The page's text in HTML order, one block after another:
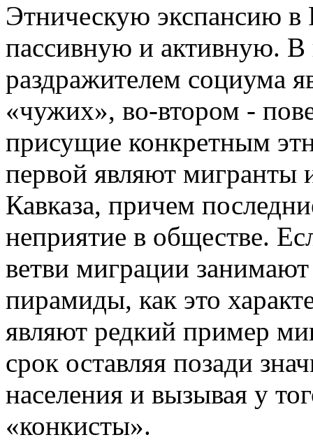
Этническую экспансию в
пассивную и активную. В
раздражителем социума
«чужих», во-втором -
присущие конкретным
первой являют мигранты
Кавказа, причем
неприятие в обществе.
ветви миграции
пирамиды, как это
являют редкий пример
срок оставляя позади
населения и вызывая у
«конкисты».